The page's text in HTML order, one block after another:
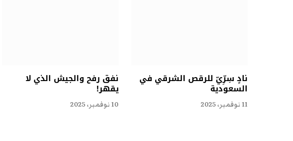
نادٍ سِرِّيّ للرقص الشرقي في
السعودية
11 نوفمبر، 2025
نفق رفح والجيش الذي لا
يقهر!
10 نوفمبر، 2025